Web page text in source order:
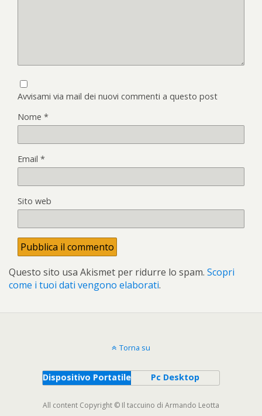
Avvisami via mail dei nuovi commenti a questo post
Nome *
Email *
Sito web
Questo sito usa Akismet per ridurre lo spam. Scopri
come i tuoi dati vengono elaborati.
Torna su
Dispositivo Portatile Pc Desktop
All content Copyright © Il taccuino di Armando Leotta